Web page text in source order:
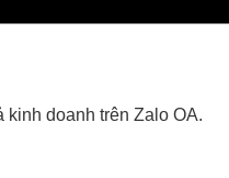
kinh doanh trên Zalo OA.